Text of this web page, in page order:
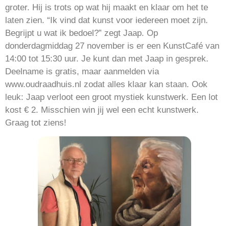
groter. Hij is trots op wat hij maakt en klaar om het te
laten zien. “Ik vind dat kunst voor iedereen moet zijn.
Begrijpt u wat ik bedoel?” zegt Jaap. Op
donderdagmiddag 27 november is er een KunstCafé van
14:00 tot 15:30 uur. Je kunt dan met Jaap in gesprek.
Deelname is gratis, maar aanmelden via
www.oudraadhuis.nl zodat alles klaar kan staan. Ook
leuk: Jaap verloot een groot mystiek kunstwerk. Een lot
kost € 2. Misschien win jij wel een echt kunstwerk.
Graag tot ziens!